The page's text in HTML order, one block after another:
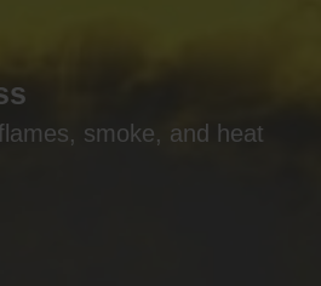
smoke, and heat